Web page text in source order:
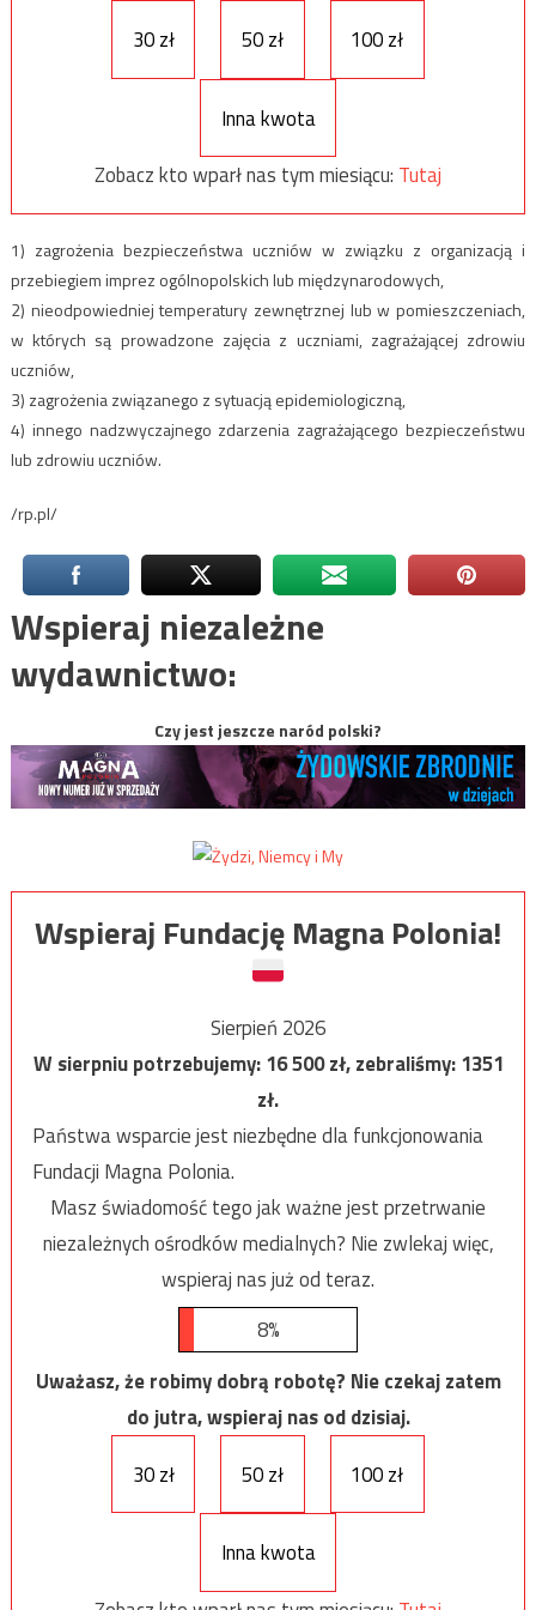
30 zł 50 zł 100 zł
Inna kwota
Zobacz kto wparł nas tym miesiącu: Tutaj
1) zagrożenia bezpieczeństwa uczniów w związku z organizacją i
przebiegiem imprez ogólnopolskich lub międzynarodowych,
2) nieodpowiedniej temperatury zewnętrznej lub w pomieszczeniach,
w których są prowadzone zajęcia z uczniami, zagrażającej zdrowiu
uczniów,
3) zagrożenia związanego z sytuacją epidemiologiczną,
4) innego nadzwyczajnego zdarzenia zagrażającego bezpieczeństwu
lub zdrowiu uczniów.
/rp.pl/
Wspieraj niezależne
wydawnictwo:
Czy jest jeszcze naród polski?
Wspieraj Fundację Magna Polonia!
Sierpień 2026
W sierpniu potrzebujemy:16 500zł, zebraliśmy:1351
zł.
Państwa wsparcie jest niezbędne dla funkcjonowania
Fundacji Magna Polonia.
Masz świadomość tego jak ważne jest przetrwanie
niezależnych ośrodków medialnych? Nie zwlekaj więc,
wspieraj nas już od teraz.
8%
Uważasz, że robimy dobrą robotę? Nie czekaj zatem
do jutra, wspieraj nas od dzisiaj.
30 zł
50 zł 100 zł
Inna kwota